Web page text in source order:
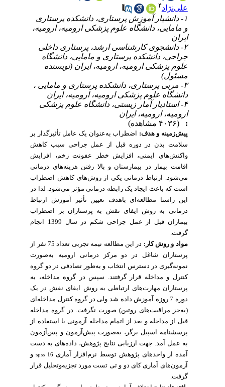
علی‌نژاد ۴
۱- دانشیار آموزش پرستاری، دانشکده پرستاری
و مامایی، دانشگاه علوم پزشکی ارومیه، ارومیه،
ایران
۲- دانشجوی کارشناسی ارشد، پرستاری داخلی
جراحی، دانشکده پرستاری و مامایی، دانشگاه
علوم پزشکی ارومیه، ارومیه، ایران (نویسنده
مسئول)
۳- مربی پرستاری، دانشکده پرستاری و مامایی ،
دانشگاه علوم پزشکی ارومیه، ارومیه، ایران
۴- استادیار آمار زیستی، دانشگاه علوم پزشکی
ارومیه، ارومیه، ایران
پیش‌زمینه و هدف:اضطراب به‌عنوان یک عامل تأثیرگذار بر
سلامت بدن در دوره قبل از عمل جراحی سببکاهش
واکنش‌های ایمنی، افزایش خطر عفونت زخم، افزایش
اقامت بیمار در بیمارستان و بالا رفتن هزینه‌های درمانی
می‌شود.ارتباط درمانی یکی از روش‌های کاهش اضطراب
است که باعث ایجاد یک رابطه درمانی مؤثر می‌شود. لذا در
این راستا مطالعه‌ای باهدفتعیین تأثیر آموزش ارتباط
درمانی به روش ایفای نقش به پرستاران بر اضطراب
بیماران قبل از عمل جراحی شکم در سال 1399 انجام
گرفت.
مواد و روش کار:
در این مطالعه نیمه تجربی تعداد 75 نفر از
پرستاران شاغل در دو مرکز درمانی ارومیه به‌صورت
نمونه‌گیری در دسترس انتخاب و به‌طور تصادفی در دو گروه
کنترل و مداخله قرار گرفتند. سپس در گروه مداخله، به
پرستاران مهارت‌های ارتباطی به روش ایفای نقش در یک
دوره 7 روزه آموزش داده شد ولی در گروه کنترل مداخله‌ای
(به‌جز مراقبت‌های روتین) صورت نگرفت. در گروه مداخله
قبل از مداخله و بعد از اتمام مداخله آزمونی با استفاده از
پرسشنامه اسپیل برگر، به‌صورت پیش‌آزمون و پس‌آزمون
به عمل آمد.جهت ارزیابی نتایج پژوهش، داده‌های به دست
آمده از واحدهای پژوهش توسط نرم‌افزار آماریspss 16و
آزمون‌های آماری کای دو و تی تست مورد تجزیه‌وتحلیل قرار
گرفت.